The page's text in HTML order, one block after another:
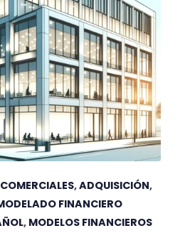
,ADQUISICIÓN,
FINANCIERO
, MODELOS FINANCIEROS